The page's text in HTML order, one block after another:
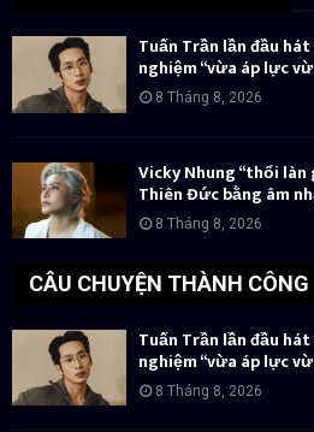
Tuấn Trần lần đầu
nghiệm “vừa áp lực
8 Tháng 8, 2026
Vicky Nhung “thổi
Thiên Đức bằng âm
8 Tháng 8, 2026
CÂU CHUYỆN THÀNH CÔNG
Tuấn Trần lần đầu
nghiệm “vừa áp lực
8 Tháng 8, 2026